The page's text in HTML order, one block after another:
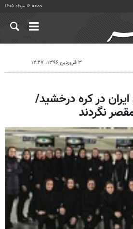
جمعه ۱۶ مرداد ۱۴۰۵
۳ فروردین ۱۳۹۶، ۱۲:۲۷
ایران در کره درخشید/
نگردند